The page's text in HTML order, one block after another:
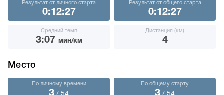
Результат от личного старта
0:12:27
Результат от общего старта
0:12:27
Средний темп
3:07 мин/км
Дистанция (км)
4
Место
По личному времени По общему старту